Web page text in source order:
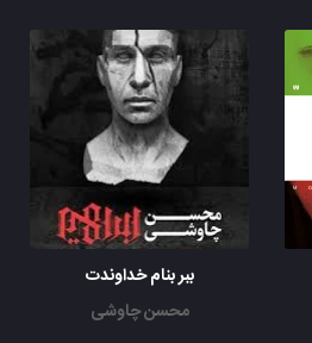
ببر بنام خداوندت
محسن چاوشی